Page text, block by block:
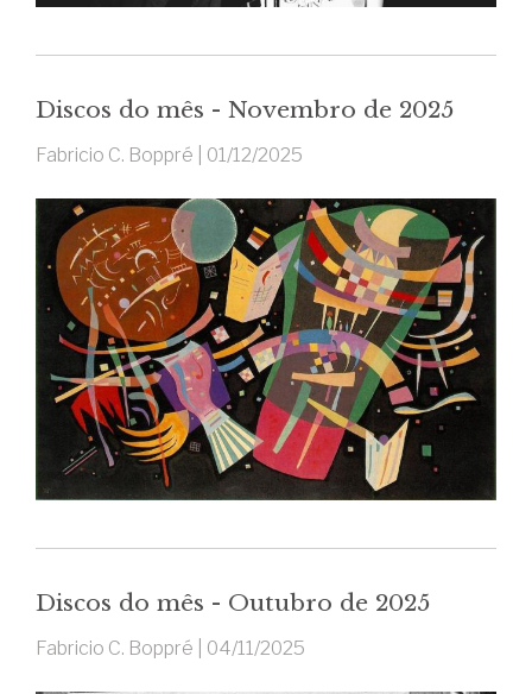
Discos do mês - Novembro de 2025
Fabricio C. Boppré | 01/12/2025
Discos do mês - Outubro de 2025
Fabricio C. Boppré | 04/11/2025